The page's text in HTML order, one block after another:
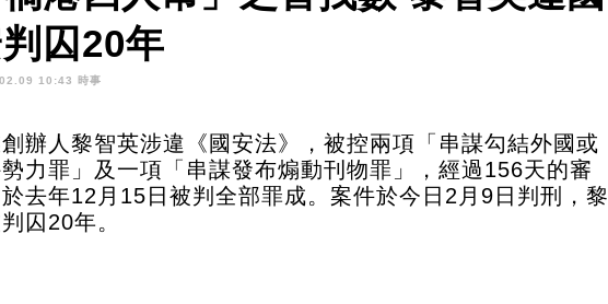
囚20年
10:43 時事
辦人黎智英涉違《國安法》，被控兩項「串謀勾結外國或
力罪」及一項「串謀發布煽動刊物罪」，經過156天的審
去年12月15日被判全部罪成。案件於今日2月9日判刑，黎
囚20年。